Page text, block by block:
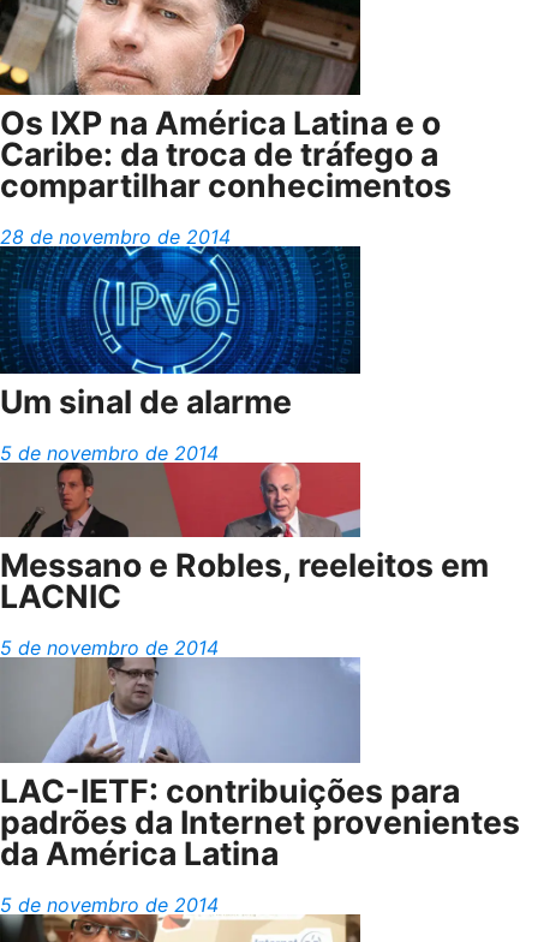
Os IXP na América Latina e o
Caribe: da troca de tráfego a
compartilhar conhecimentos
28 de novembro de 2014
Um sinal de alarme
5 de novembro de 2014
Messano e Robles, reeleitos em
LACNIC
5 de novembro de 2014
LAC-IETF: contribuições para
padrões da Internet provenientes
da América Latina
5 de novembro de 2014